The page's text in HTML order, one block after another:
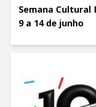
Semana Cultural
9 a 14 de junho